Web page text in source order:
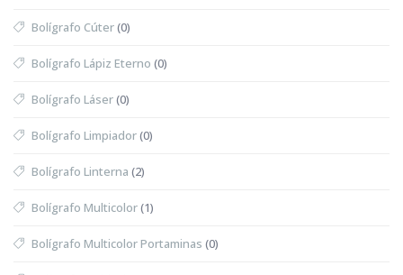
Bolígrafo Cúter(0)
Bolígrafo Lápiz Eterno (0)
Bolígrafo Láser(0)
Bolígrafo Limpiador(0)
Bolígrafo Linterna (2)
Bolígrafo Multicolor(1)
Bolígrafo Multicolor Portaminas (0)